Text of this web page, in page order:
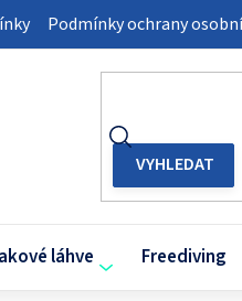
Podmínky ochrany
láhve Freediving